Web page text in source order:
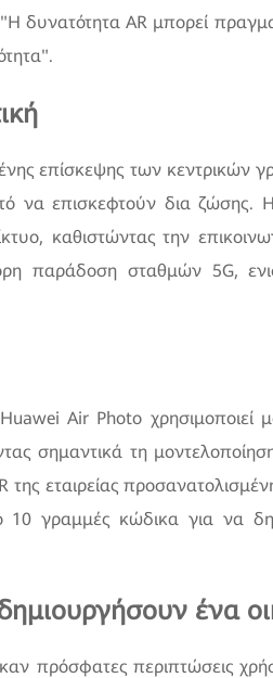
H δυνατότητα AR μπορεί
.
επίσκεψης των κεντρικών
να επισκεφτούν δια ζώσης.
καθιστώντας την
παράδοση σταθμών 5G,
Air Photo χρησιμοποιεί
σημαντικά τη
εταιρείας
10 γραμμές κώδικα για να
ένα
πρόσφατες περιπτώσεις